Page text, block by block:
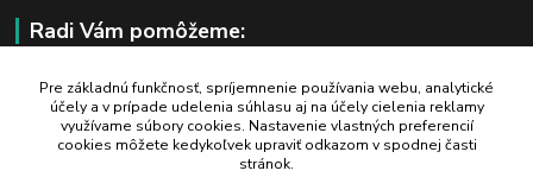
Radi Vám pomôžeme:
+421 908 700 612
po-pia: 8.00 - 16.00
business@jtf.sk
Pre základnú funkčnosť, spríjemnenie používania webu, analytické
účely a v prípade udelenia súhlasu aj na účely cielenia reklamy
využívame súbory cookies. Nastavenie vlastných preferencií
cookies môžete kedykoľvek upraviť odkazom v spodnej časti
stránok.